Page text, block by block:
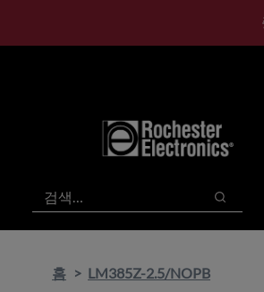
검색
검색
홈 LM385Z-2.5/NOPB